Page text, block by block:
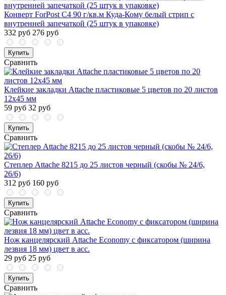
Конверт ForPost C4 90 г/кв.м Куда-Кому белый стрип с
внутренней запечаткой (25 штук в упаковке)
332 руб 276 руб
Купить
Сравнить
Клейкие закладки Attache пластиковые 5 цветов по 20 листов
12х45 мм
59 руб 32 руб
Купить
Сравнить
Степлер Attache 8215 до 25 листов черный (скобы № 24/6,
26/6)
312 руб 160 руб
Купить
Сравнить
Нож канцелярский Attache Economy с фиксатором (ширина
лезвия 18 мм) цвет в асс.
29 руб 25 руб
Купить
Сравнить